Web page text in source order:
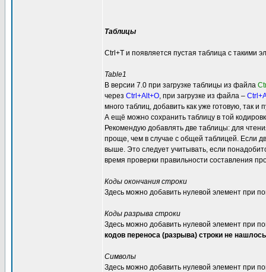
Таблицы
Ctrl+T и появляется пустая таблица с такими
Table1
В версии 7.0 при загрузке таблицы из файла
через Ctrl+Alt+O, при загрузке из файла –
много таблиц, добавить как уже готовую, так и
А ещё можно сохранить таблицу в той
Рекомендую добавлять две таблицы: для
проще, чем в случае с общей таблицей. Если
выше. Это следует учитывать, если
время проверки правильности составления
Коды окончания строки
Здесь можно добавить нулевой элемент при
Коды разрыва строки
Здесь можно добавить нулевой элемент при
кодов переноса (разрыва) строки не
Символы
Здесь можно добавить нулевой элемент при